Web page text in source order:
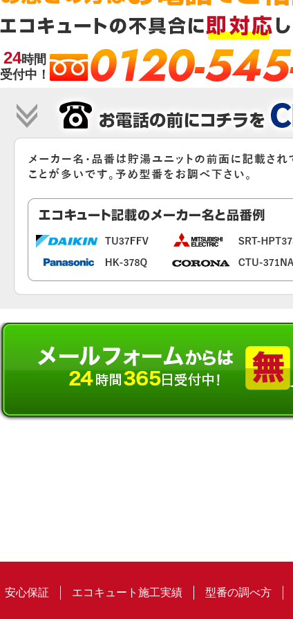
24時間
受付中！
0120-
安心保証 エコキュート施工実績 型番の調べ方